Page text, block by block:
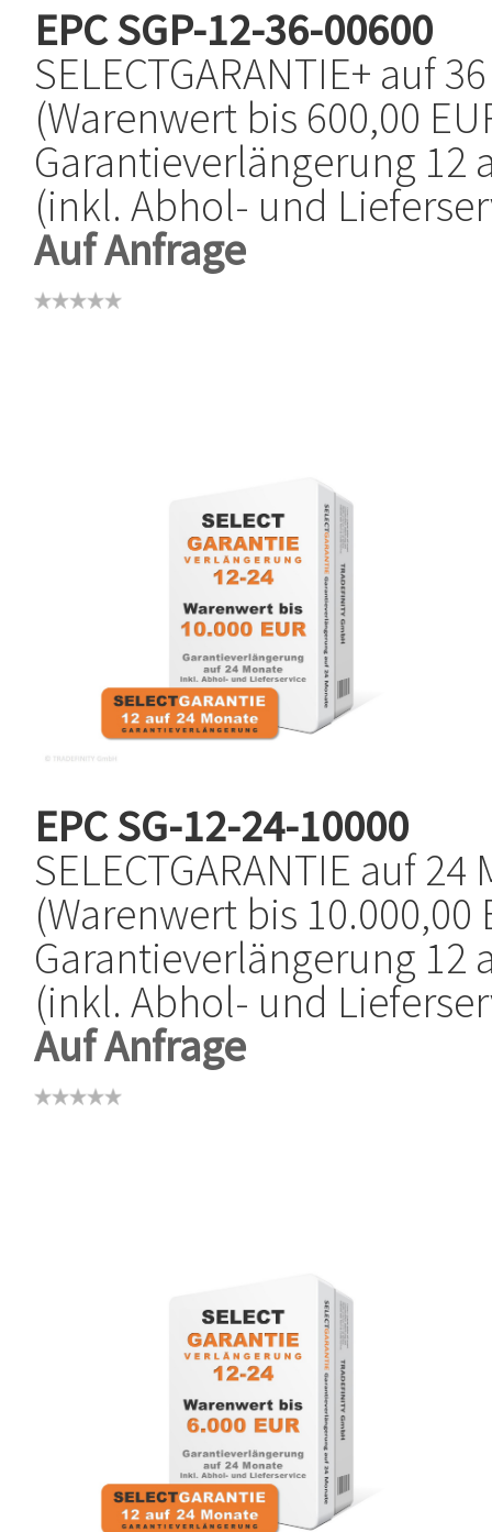
EPCSGP-12-36-00600
SELECTGARANTIE+ auf
(Warenwert bis 600,00
Garantieverlängerung 12
(inkl. Abhol- und
Auf Anfrage
EPCSG-12-24-10000
SELECTGARANTIE auf 24
(Warenwert bis 10.000,00
Garantieverlängerung 12
(inkl. Abhol- und
Auf Anfrage